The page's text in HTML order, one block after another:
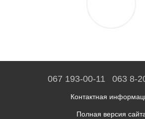
067 193-00-11 063 8-
Контактная
Полная версия